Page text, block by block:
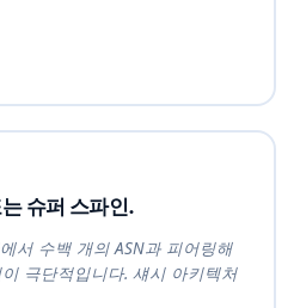
슈퍼 스파인.
서 수백 개의 ASN과 피어링해
극단적입니다. 섀시 아키텍처